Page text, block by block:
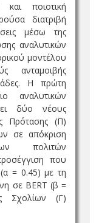
ποιοτική
διατριβή
μέσω της
αναλυτικών
μοντέλου
ανταμοιβής
Η πρώτη
αναλυτικών
δύο νέους
Πρότασης (Π)
σε απόκριση
πολιτών
που
= 0.45) με τη
σε BERT (β =
Σχολίων (Γ)